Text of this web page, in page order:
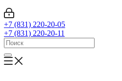
+7 (831) 220-20-05
+7 (831) 220-20-11